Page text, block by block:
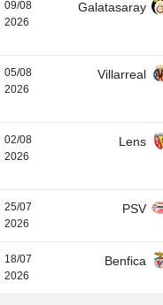
09/08
2026
Galatasaray
05/08
2026
Villarreal
02/08
2026
Lens
25/07
2026
PSV
18/07
2026
Benfica